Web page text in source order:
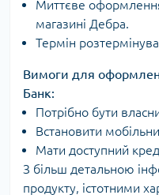
Миттєве
магазині Дебра.
Термін
Вимоги для
Банк:
Потрібно бути
Встановити
Мати доступний
З більш детальною
продукту, істотними